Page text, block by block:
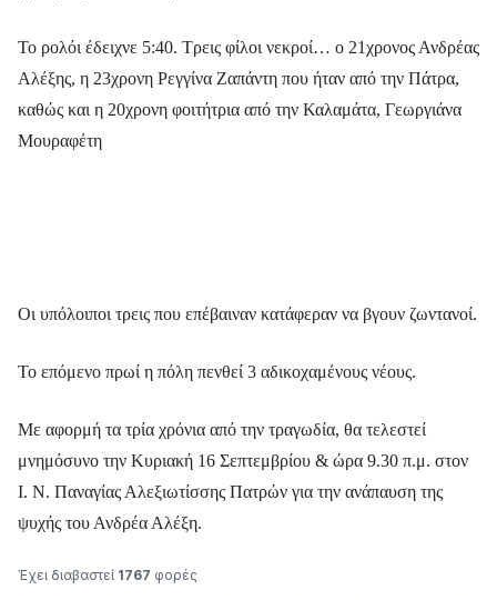
Το ρολόι έδειχνε 5:40. Τρεις φίλοι νεκροί… ο 21χρονος Ανδρέας
Αλέξης, η 23χρονη Ρεγγίνα Ζαπάντη που ήταν από την Πάτρα,
καθώς και η 20χρονη φοιτήτρια από την Καλαμάτα, Γεωργιάνα
Μουραφέτη
Οι υπόλοιποι τρεις που επέβαιναν κατάφεραν να βγουν ζωντανοί.
Το επόμενο πρωί η πόλη πενθεί 3 αδικοχαμένους νέους.
Με αφορμή τα τρία χρόνια από την τραγωδία, θα τελεστεί
μνημόσυνο την Κυριακή 16 Σεπτεμβρίου & ώρα 9.30 π.μ. στον
Ι. Ν. Παναγίας Αλεξιωτίσσης Πατρών για την ανάπαυση της
ψυχής του Ανδρέα Αλέξη.
Έχει διαβαστεί 1767 φορές